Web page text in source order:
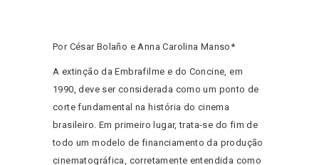
Por César Bolaño e Anna Carolina Manso*
A extinção da Embrafilme e do Concine, em
1990, deve ser considerada como um ponto de
corte fundamental na história do cinema
brasileiro. Em primeiro lugar, trata-se do fim de
todo um modelo de financiamento da produção
cinematográfica, corretamente entendida como